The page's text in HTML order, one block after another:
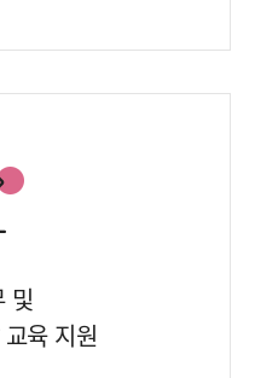
및
육 지원